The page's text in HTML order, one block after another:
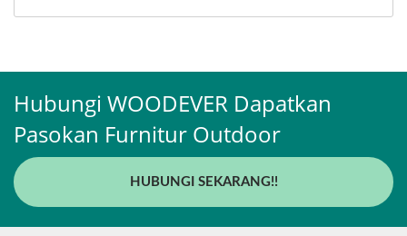
Hubungi WOODEVER Dapatkan
Pasokan Furnitur Outdoor
HUBUNGI SEKARANG!!